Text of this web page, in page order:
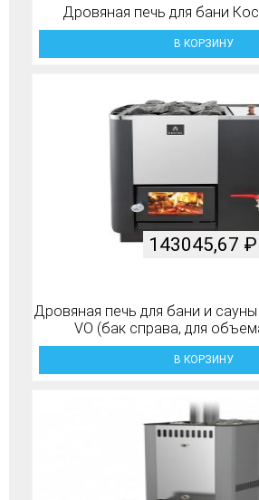
Дровяная печь для бани
В КОРЗИНУ
Дровяная печь для бани и сауны
VO (бак справа, для
143045,67 ₽
В КОРЗИНУ